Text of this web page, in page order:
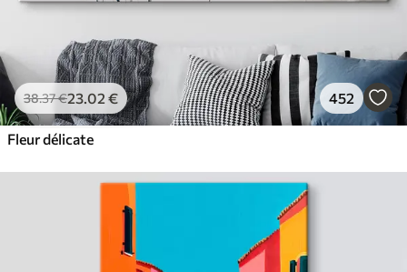
38.37€23.02 € 452
Fleur délicate